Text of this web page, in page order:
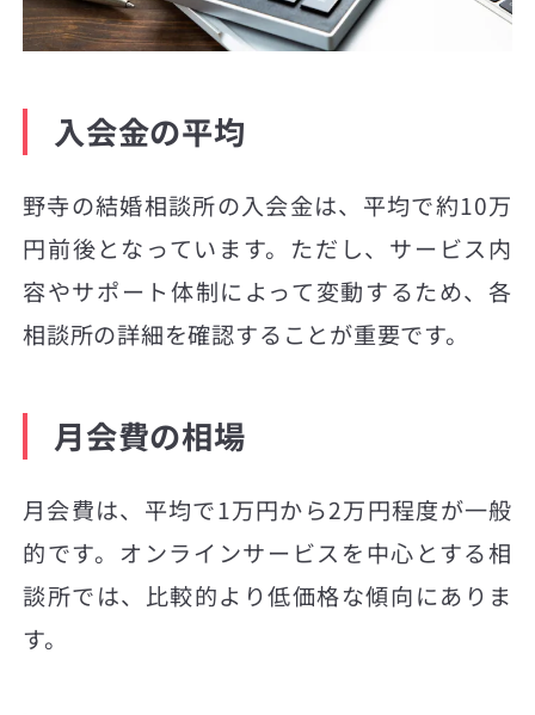
入会金の平均
野寺の結婚相談所の入会金は、平均で約10万
円前後となっています。ただし、サービス内
容やサポート体制によって変動するため、各
相談所の詳細を確認することが重要です。
月会費の相場
月会費は、平均で1万円から2万円程度が一般
的です。オンラインサービスを中心とする相
談所では、比較的より低価格な傾向にありま
す。